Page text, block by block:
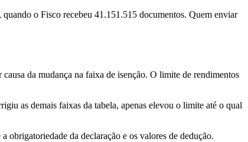
quando o Fisco recebeu 41.151.515 documentos. Quem enviar
da mudança na faixa de isenção. O limite de rendimentos
as demais faixas da tabela, apenas elevou o limite até o qual
obrigatoriedade da declaração e os valores de dedução.